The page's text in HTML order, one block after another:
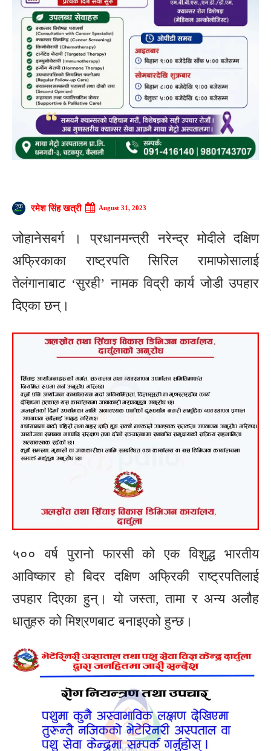
रमेश सिंह खत्री August 31, 2023
जोहानेसबर्ग । प्रधानमन्त्री नरेन्द्र मोदीले दक्षिण
अफ्रिकाका राष्ट्रपति सिरिल रामाफोसालाई
तेलंगानाबाट ‘सुरही’ नामक विद्री कार्य जोडी उपहार
दिएका छन्।
५०० वर्ष पुरानो फारसी को एक विशुद्ध भारतीय
आविष्कार हो बिदर दक्षिण अफ्रिकी राष्ट्रपतिलाई
उपहार दिएका हुन्। यो जस्ता, तामा र अन्य अलौह
धातुहरु को मिश्रणबाट बनाइएको हुन्छ।